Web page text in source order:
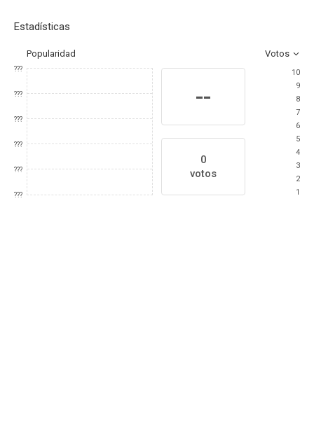
Estadísticas
Popularidad Votos
???
???
???
???
???
???
--
0
votos
10
9
8
7
6
5
4
3
2
1